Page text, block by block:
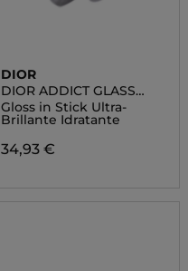
DIOR
DIOR ADDICT GLASS
LIPSTICK
Gloss in Stick Ultra-
Brillante Idratante
34,93 €